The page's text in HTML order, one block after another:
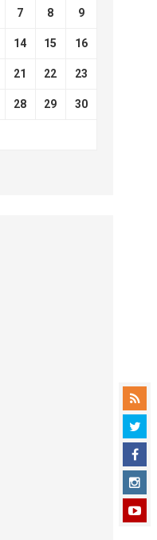
7 8 9
14 15 16
21 22 23
28 29 30